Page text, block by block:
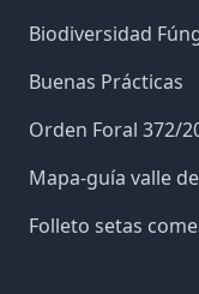
Biodiversidad
Buenas Prácticas
Orden Foral 372/
Mapa-guía valle
Folleto setas